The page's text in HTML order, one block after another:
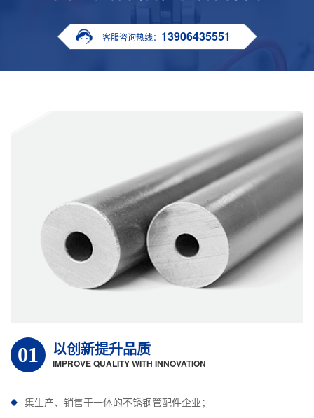
客服咨询热线： 13906435551
01 以创新提升品质
IMPROVE QUALITY WITH INNOVATION
集生产、销售于一体的不锈钢管配件企业；